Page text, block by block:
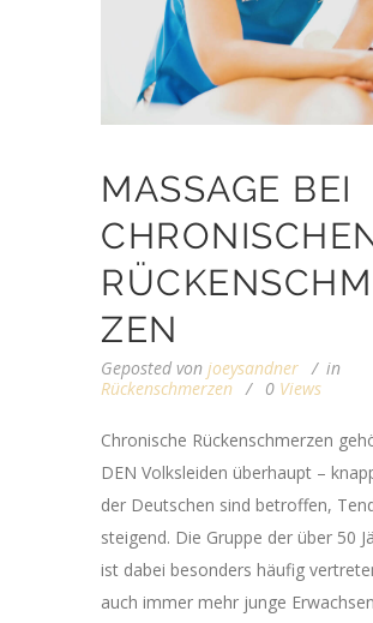
MASSAGE BEI
ZEN
Geposted von joeysandner
in
Rückenschmerzen
0 Views
Chronische Rückenschmerzen
DEN Volksleiden überhaupt –
der Deutschen sind betroffen,
steigend. Die Gruppe der über 50
ist dabei besonders häufig
auch immer mehr junge